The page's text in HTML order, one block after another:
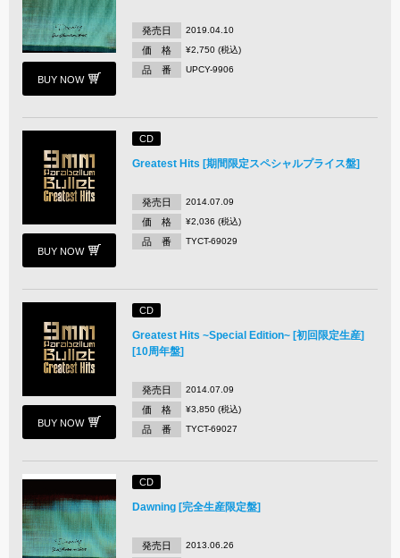
BUY NOW
発売日 2019.04.10
価 格 ¥2,750 (税込)
品 番 UPCY-9906
BUY NOW
CD
Greatest Hits [期間限定スペシャルプライス盤]
発売日 2014.07.09
価 格 ¥2,036 (税込)
品 番 TYCT-69029
BUY NOW
CD
Greatest Hits ~Special Edition~ [初回限定生産]
[10周年盤]
発売日 2014.07.09
価 格 ¥3,850 (税込)
品 番 TYCT-69027
CD
Dawning [完全生産限定盤]
発売日 2013.06.26